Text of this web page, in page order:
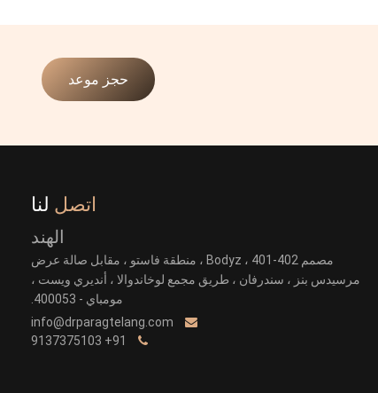
حجز موعد
اتصل لنا
الهند
مصمم Bodyz ، 401-402 ، منطقة فاستو ، مقابل صالة عرض
مرسيدس بنز ، سندرفان ، طريق مجمع لوخاندوالا ، أنديري ويست ،
مومباي - 400053.